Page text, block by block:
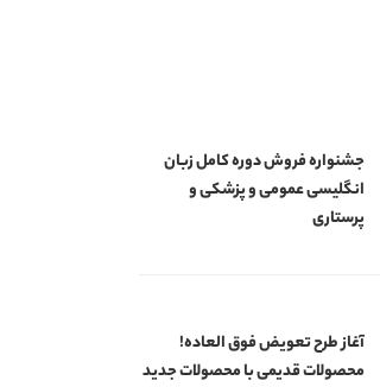
جشنواره فروش دوره کامل زبان
انگلیسی عمومی و پزشکی و
پرستاری
آغاز طرح تعویض فوق العاده!
محصولات قدیمی با محصولات جدید